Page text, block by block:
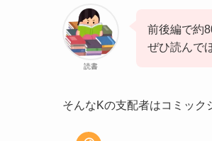
読書
前後編で約
ぜひ読んで
そんなKの支配者はコミック